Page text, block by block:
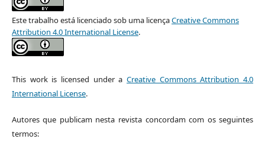
Este trabalho está licenciado sob uma licençaCreative Commons
Attribution 4.0 International License.
This work is licensed under aCreative Commons Attribution 4.0
International License.
Autores que publicam nesta revista concordam com os seguintes
termos: